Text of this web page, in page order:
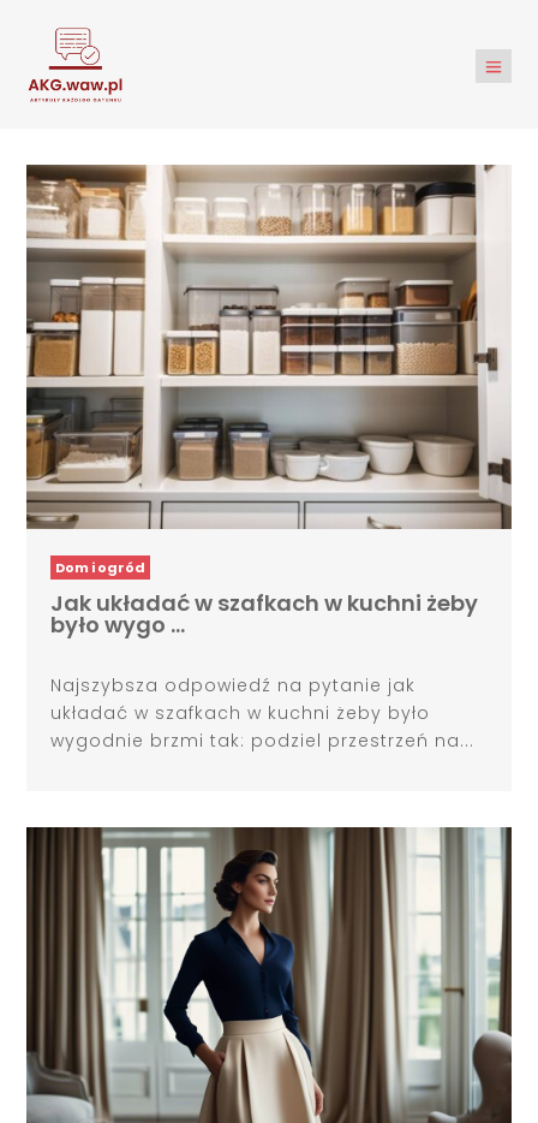
Dom i ogród
Jak układać w szafkach w kuchni żeby
było wygo …
Najszybsza odpowiedź na pytanie jak
układać w szafkach w kuchni żeby było
wygodnie brzmi tak: podziel przestrzeń na...